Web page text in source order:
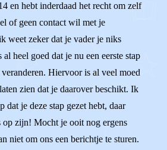
en hebt inderdaad het recht om zelf
of geen contact wil met je
weet zeker dat je vader je niks
heel goed dat je nu een eerste stap
Hiervoor is al veel moed
zien dat je daarover beschikt. Ik
dat je deze stap gezet hebt, daar
op zijn! Mocht je ooit nog ergens
niet om ons een berichtje te sturen.